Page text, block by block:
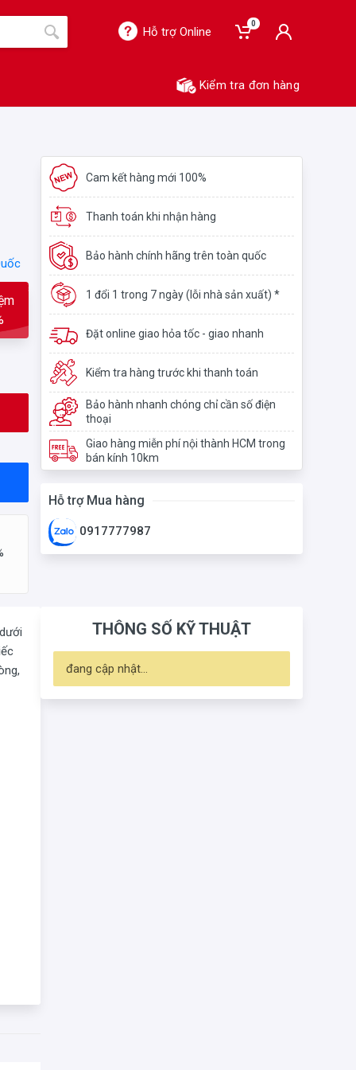
Hỗ trợ Online
0
Kiểm tra đơn hàng
Cam kết hàng mới 100%
Thanh toán khi nhận hàng
Bảo hành chính hãng trên toàn quốc
1 đổi 1 trong 7 ngày (lỗi nhà sản xuất) *
Đặt online giao hỏa tốc - giao nhanh
Kiểm tra hàng trước khi thanh toán
Bảo hành nhanh chóng chỉ cần số điện
thoại
Giao hàng miễn phí nội thành HCM trong
bán kính 10km
Hỗ trợ Mua hàng
0917777987
THÔNG SỐ KỸ THUẬT
đang cập nhật...